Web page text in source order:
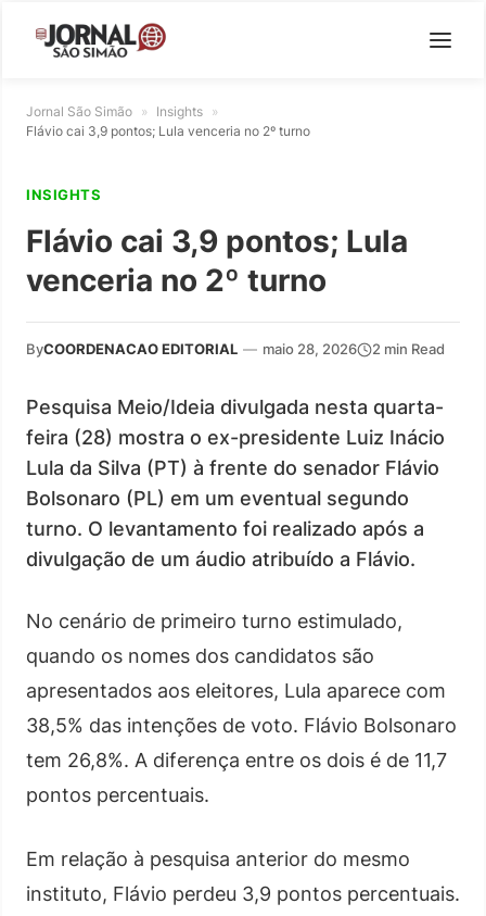
Jornal São Simão » Insights »
Flávio cai 3,9 pontos; Lula venceria no 2º turno
INSIGHTS
Flávio cai 3,9 pontos; Lula
venceria no 2º turno
ByCOORDENACAO EDITORIAL — maio 28, 2026 2 min Read
Pesquisa Meio/Ideia divulgada nesta quarta-
feira (28) mostra o ex-presidente Luiz Inácio
Lula da Silva (PT) à frente do senador Flávio
Bolsonaro (PL) em um eventual segundo
turno. O levantamento foi realizado após a
divulgação de um áudio atribuído a Flávio.
No cenário de primeiro turno estimulado,
quando os nomes dos candidatos são
apresentados aos eleitores, Lula aparece com
38,5% das intenções de voto. Flávio Bolsonaro
tem 26,8%. A diferença entre os dois é de 11,7
pontos percentuais.
Em relação à pesquisa anterior do mesmo
instituto, Flávio perdeu 3,9 pontos percentuais.